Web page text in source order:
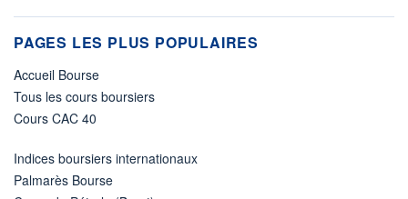
PAGES LES PLUS POPULAIRES
Accueil Bourse
Tous les cours boursiers
Cours CAC 40
Indices boursiers internationaux
Palmarès Bourse